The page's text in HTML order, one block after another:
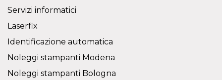
Servizi informatici
Laserfix
Identificazione automatica
Noleggi stampanti Modena
Noleggi stampanti Bologna